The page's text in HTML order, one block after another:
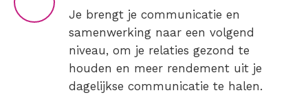
Je brengt je communicatie en
samenwerking naar een volgend
niveau, om je relaties gezond te
houden en meer rendement uit je
dagelijkse communicatie te halen.